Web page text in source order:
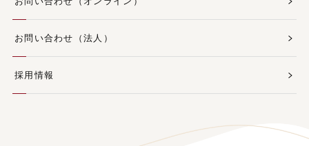
お問い合わせ（法人）
採用情報